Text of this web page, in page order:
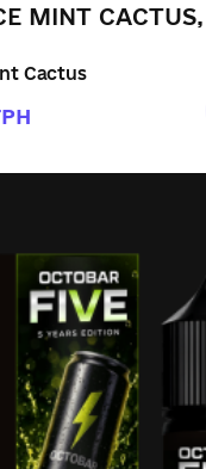
MINT
Cactus